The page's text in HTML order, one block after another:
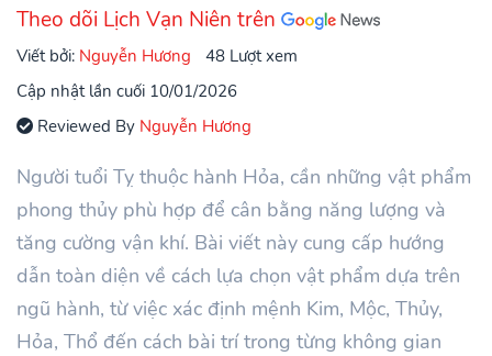
Theo dõi Lịch Vạn Niên trên
Viết bởi: Nguyễn Hương
48 Lượt xem
Cập nhật lần cuối 10/01/2026
Reviewed By Nguyễn Hương
Người tuổi Tỵ thuộc hành Hỏa, cần những vật phẩm
phong thủy phù hợp để cân bằng năng lượng và
tăng cường vận khí. Bài viết này cung cấp hướng
dẫn toàn diện về cách lựa chọn vật phẩm dựa trên
ngũ hành, từ việc xác định mệnh Kim, Mộc, Thủy,
Hỏa, Thổ đến cách bài trí trong từng không gian